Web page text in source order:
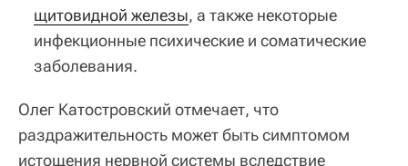
щитовидной железы, а также некоторые
инфекционные психические и соматические
заболевания.
Олег Катостровский отмечает, что
раздражительность может быть симптомом
истощения нервной системы вследствие